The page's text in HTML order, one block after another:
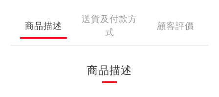
商品描述
送貨及付款方
式
顧客評價
商品描述